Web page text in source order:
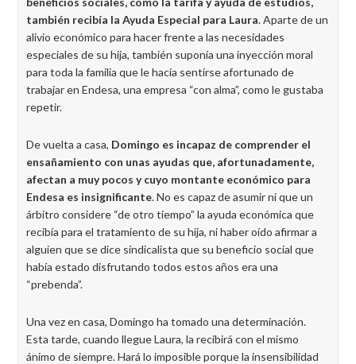
también recibía la Ayuda Especial para Laura. Aparte de un
alivio económico para hacer frente a las necesidades
especiales de su hija, también suponía una inyección moral
para toda la familia que le hacía sentirse afortunado de
trabajar en Endesa, una empresa “con alma”, como le gustaba
repetir.
De vuelta a casa, Domingo es incapaz de comprender el
ensañamiento con unas ayudas que, afortunadamente,
afectan a muy pocos y cuyo montante económico para
Endesa es insignificante. No es capaz de asumir ni que un
árbitro considere “de otro tiempo” la ayuda económica que
recibía para el tratamiento de su hija, ni haber oído afirmar a
alguien que se dice sindicalista que su beneficio social que
había estado disfrutando todos estos años era una
“prebenda”.
Una vez en casa, Domingo ha tomado una determinación.
Esta tarde, cuando llegue Laura, la recibirá con el mismo
ánimo de siempre. Hará lo imposible porque la insensibilidad